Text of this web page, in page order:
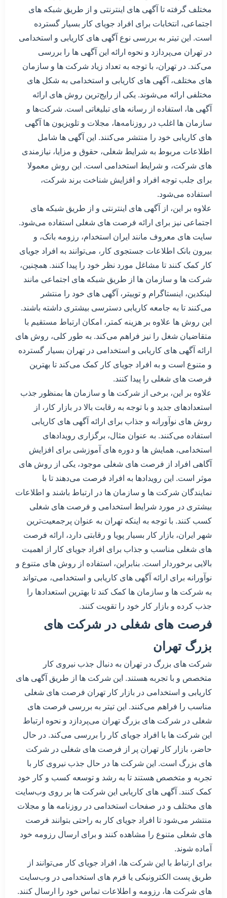
مختلف گرفته تا آگهی های اینترنتی و از طریق شبکه های
اجتماعی، انتخابات برای افراد جویای کار بسیار گسترده
است. این تیتر به بررسی نوع آگهی های کاریابی و استخدامی
در تهران می‌پردازد و نحوه ارائه این آگهی ها را بررسی
می‌کند. در تهران، با توجه به تعداد زیاد شرکت ها و سازمان
های مختلف، آگهی های کاریابی و استخدامی به شکل های
مختلفی ارائه می‌شوند. یکی از رایج‌ترین روش های ارائه
آگهی ها، استفاده از رسانه های تبلیغاتی است. شرکت‌ها و
سازمان ها اغلب در روزنامه‌ها، مجلات و تلویزیون ها آگهی
های کاریابی خود را منتشر می‌کنند. این آگهی ها شامل
اطلاعات مربوط به شرایط شغلی، حقوق و مزایا، نیازمندی
های شرکت، و شرایط استخدامی است. این روش معمولا
برای جلب توجه افراد و افزایش شناخت برند شرکت،
استفاده می‌شود.
علاوه بر این، از آگهی های اینترنتی و از طریق شبکه های
اجتماعی نیز برای ارائه فرصت های شغلی استفاده می‌شود.
سایت های معروف مانند ایران استخدام، رزومه بانک، و
بیرون بانک اطلاعات جستجوی کار، می‌توانند به افراد جویای
کار کمک کنند تا مشاغل مورد نظر خود را پیدا کنند. همچنین،
شرکت ها و سازمان ها از طریق شبکه های اجتماعی مانند
لینکدین، اینستاگرام و توییتر، آگهی های خود را منتشر
می‌کنند تا به جامعه کاریابی دسترسی بیشتری داشته باشند.
این روش ها علاوه بر هزینه کمتر، امکان ارتباط مستقیم با
متقاضیان شغل را نیز فراهم می‌کند. به طور کلی، روش های
ارائه آگهی های کاریابی و استخدامی در تهران بسیار گسترده
و متنوع است و به افراد جویای کار کمک می‌کند تا بهترین
فرصت های شغلی را پیدا کنند.
علاوه بر این، برخی از شرکت ها و سازمان ها بمنظور جذب
استعدادهای جدید و با توجه به رقابت بالا در بازار کار، از
روش های نوآورانه و جذاب برای ارائه آگهی های کاریابی
استفاده می‌کنند. به عنوان مثال، برگزاری رویدادهای
استخدامی، همایش ها و دوره های آموزشی برای افزایش
آگاهی افراد از فرصت های شغلی موجود، یکی از روش های
موثر است. این رویدادها به افراد فرصت می‌دهند تا با
نمایندگان شرکت ها و سازمان ها در ارتباط باشند و اطلاعات
بیشتری در مورد شرایط استخدامی و فرصت های شغلی
کسب کنند. با توجه به اینکه تهران به عنوان پرجمعیت‌ترین
شهر ایران، بازار کار بسیار پویا و رقابتی دارد، ارائه فرصت
های شغلی مناسب و جذاب برای افراد جویای کار از اهمیت
بالایی برخوردار است. بنابراین، استفاده از روش های متنوع و
نوآورانه برای ارائه آگهی های کاریابی و استخدامی، می‌تواند
به شرکت ها و سازمان ها کمک کند تا بهترین استعدادها را
جذب کرده و بازار کار خود را تقویت کنند.
فرصت های شغلی در شرکت های
بزرگ تهران
شرکت های بزرگ در تهران به دنبال جذب نیروی کار
متخصص و با تجربه هستند. این شرکت ها از طریق آگهی های
کاریابی و استخدامی در بازار کار تهران فرصت های شغلی
مناسب را فراهم می‌کنند. این تیتر به بررسی فرصت های
شغلی در شرکت های بزرگ تهران می‌پردازد و نحوه ارتباط
این شرکت ها با افراد جویای کار را بررسی می‌کند. در حال
حاضر، بازار کار تهران پر از فرصت های شغلی در شرکت
های بزرگ است. این شرکت ها در حال جذب نیروی کار با
تجربه و متخصص هستند تا به رشد و توسعه کسب و کار خود
کمک کنند. آگهی های کاریابی این شرکت ها بر روی وب‌سایت
های مختلف و در صفحات استخدامی در روزنامه ها و مجلات
منتشر می‌شود تا افراد جویای کار به راحتی بتوانند فرصت
های شغلی متنوع را مشاهده کنند و برای ارسال رزومه خود
آماده شوند.
برای ارتباط با این شرکت ها، افراد جویای کار می‌توانند از
طریق پست الکترونیکی یا فرم های استخدامی در وب‌سایت
های شرکت ها، رزومه و اطلاعات تماس خود را ارسال کنند.